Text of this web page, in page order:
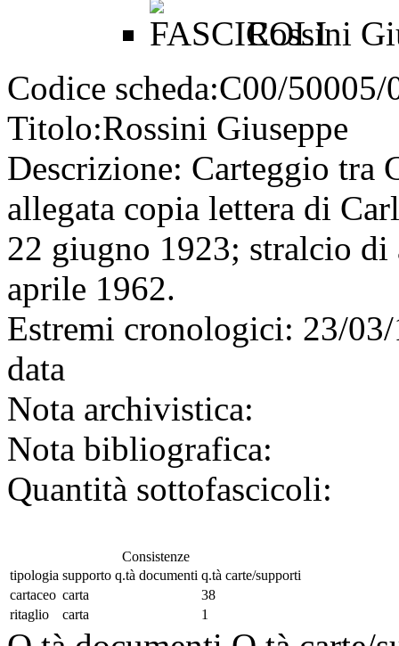
Rossini
Codice scheda:C00/50005/
Titolo:Rossini Giuseppe
Descrizione: Carteggio tra
allegata copia lettera di
22 giugno 1923; stralcio
aprile 1962.
Estremi cronologici: 23/
data
Nota archivistica:
Nota bibliografica:
Quantità sottofascicoli:
Consistenze
tipologia supporto q.tà documenti q.tà carte/supporti
cartaceo carta
38
ritaglio
carta 1